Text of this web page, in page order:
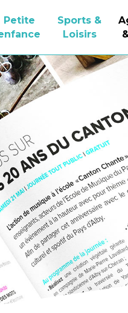
Petite
Sports &
Loisirs